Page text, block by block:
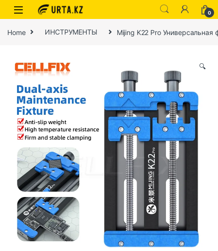
0
Home ИНСТРУМЕНТЫ Mijing K22 Pro
🔍